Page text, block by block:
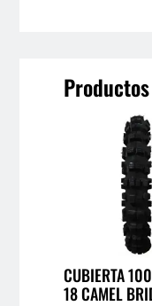
CUBIERTA
18 CAMEL